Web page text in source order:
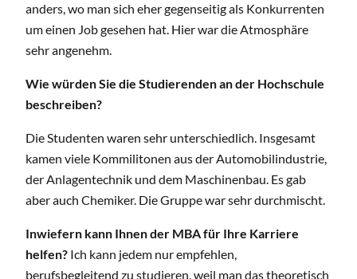
anders, wo man sich eher gegenseitig als Konkurrenten
um einen Job gesehen hat. Hier war die Atmosphäre
sehr angenehm.
Wie würden Sie die Studierenden an der Hochschule
beschreiben?
Die Studenten waren sehr unterschiedlich. Insgesamt
kamen viele Kommilitonen aus der Automobilindustrie,
der Anlagentechnik und dem Maschinenbau. Es gab
aber auch Chemiker. Die Gruppe war sehr durchmischt.
Inwiefern kann Ihnen der MBA für Ihre Karriere
helfen? Ich kann jedem nur empfehlen,
berufsbegleitend zu studieren, weil man das theoretisch